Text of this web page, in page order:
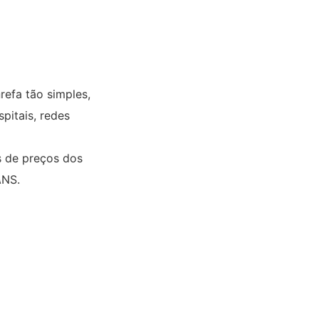
tão simples,
redes
de preços dos